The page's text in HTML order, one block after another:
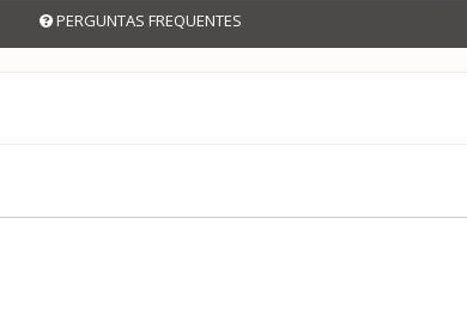
PERGUNTAS FREQUENTES